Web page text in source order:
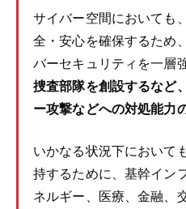
サイバー空間においても
全・安心を確保するため
バーセキュリティを一層
捜査部隊を創設するなど
ー攻撃などへの対処能力
いかなる状況下において
持するために、基幹イン
ネルギー、医療、金融、